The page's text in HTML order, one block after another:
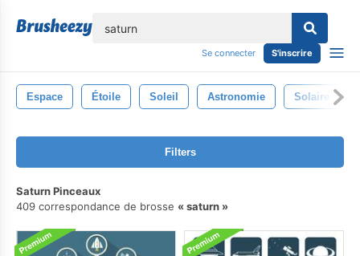
Se connecter S'inscrire
Espace Étoile Soleil Astronomie Solaire
Filters
Saturn Pinceaux
409 correspondance de brosse
saturn